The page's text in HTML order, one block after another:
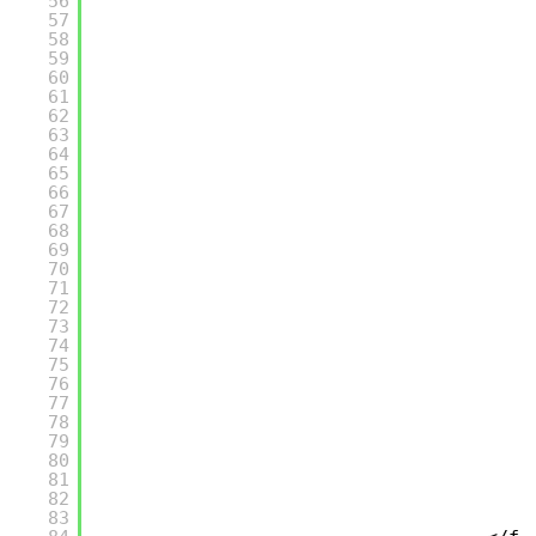
57
58
59
60
61
62
63
64
65
66
67
68
69
70
71
72
73
74
75
76
77
78
79
80
81
82
83